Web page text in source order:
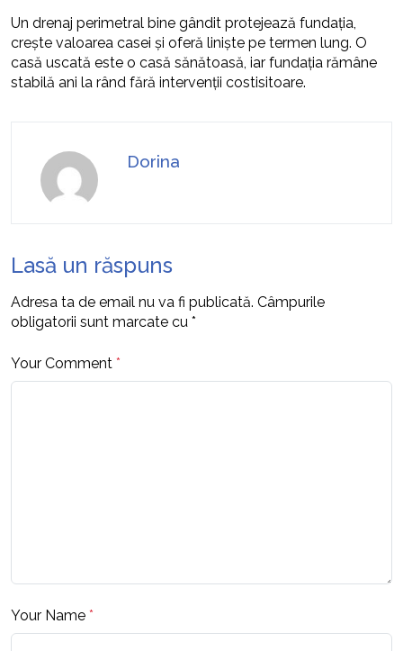
Un drenaj perimetral bine gândit protejează fundația,
crește valoarea casei și oferă liniște pe termen lung. O
casă uscată este o casă sănătoasă, iar fundația rămâne
stabilă ani la rând fără intervenții costisitoare.
Dorina
Lasă un răspuns
Adresa ta de email nu va fi publicată. Câmpurile
obligatorii sunt marcate cu *
Your Comment *
Your Name *